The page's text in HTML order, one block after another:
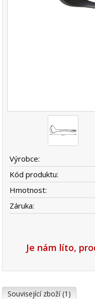
Výrobce:
Kód produktu:
Hmotnost:
Záruka:
Je nám líto,
Související zboží (1)